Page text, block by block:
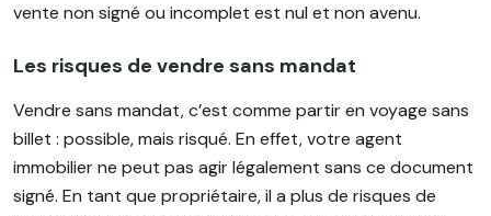
vente non signé ou incomplet est nul et non avenu.
Les risques de vendre sans mandat
Vendre sans mandat, c’est comme partir en voyage sans
billet : possible, mais risqué. En effet, votre agent
immobilier ne peut pas agir légalement sans ce document
signé. En tant que propriétaire, il a plus de risques de